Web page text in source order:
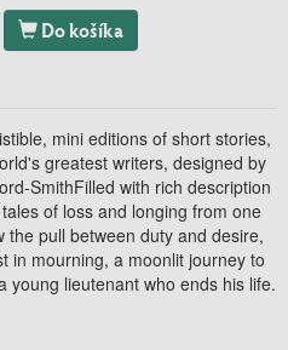
Do košíka
mini editions of short stories,
greatest writers, designed by
SmithFilled with rich description
of loss and longing from one
pull between duty and desire,
in mourning, a moonlit journey to
young lieutenant who ends his life.